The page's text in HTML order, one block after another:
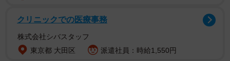
クリニックでの医療事務
株式会社シバスタッフ
東京都 大田区
派遣社員：時給1,550円